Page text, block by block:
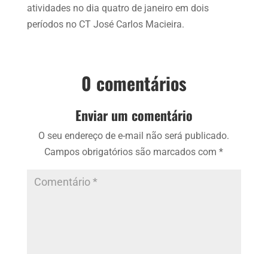
atividades no dia quatro de janeiro em dois
períodos no CT José Carlos Macieira.
0 comentários
Enviar um comentário
O seu endereço de e-mail não será publicado.
Campos obrigatórios são marcados com*